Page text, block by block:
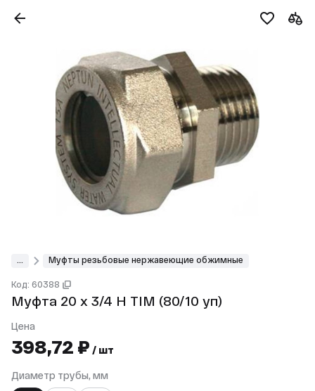
Муфты резьбовые нержавеющие обжимные
Код: 60388
Муфта 20 х 3/4 Н TIM (80/10 уп)
Цена
398,72 ₽ / шт
Диаметр трубы, мм